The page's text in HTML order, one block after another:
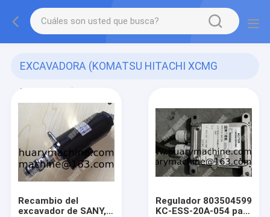
EXCAVADORA (KOMATSU HITACHI XCMG
DOOSAN....)
(45)
Recambio del
excavador de SANY,
Regulador 803504599
KC-ESS-20A-054 para